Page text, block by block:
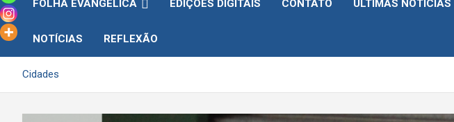
FOLHA EVANGELICA EDIÇÕES DIGITAIS CONTATO ULTIMAS NOTÍCIAS
NOTÍCIAS REFLEXÃO
Cidades